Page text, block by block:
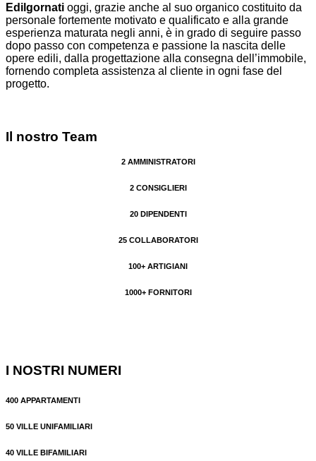
Edilgornati oggi, grazie anche al suo organico costituito da
personale fortemente motivato e qualificato e alla grande
esperienza maturata negli anni, è in grado di seguire passo
dopo passo con competenza e passione la nascita delle
opere edili, dalla progettazione alla consegna dell’immobile,
fornendo completa assistenza al cliente in ogni fase del
progetto.
Il nostro Team
2 AMMINISTRATORI
2 CONSIGLIERI
20 DIPENDENTI
25 COLLABORATORI
100+ ARTIGIANI
1000+ FORNITORI
I NOSTRI NUMERI
400 APPARTAMENTI
50 VILLE UNIFAMILIARI
40 VILLE BIFAMILIARI